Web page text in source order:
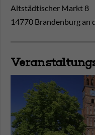
Altstädtischer Markt 8
14770 Brandenburg an